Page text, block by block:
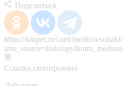
Поделиться
https://kinpet.ru/card/moskva/
Ссылка скопирована